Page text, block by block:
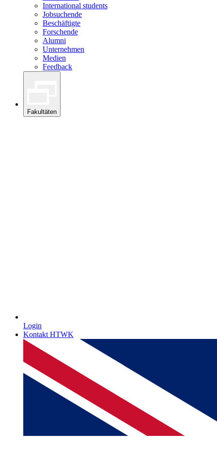
International students
Jobsuchende
Beschäftigte
Forschende
Alumni
Unternehmen
Medien
Feedback
Fakultäten
Login
Kontakt HTWK